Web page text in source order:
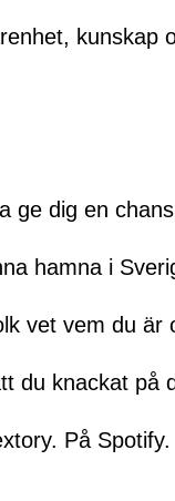
ge dig en
hamna i
vet vem du är
du knackat på
På